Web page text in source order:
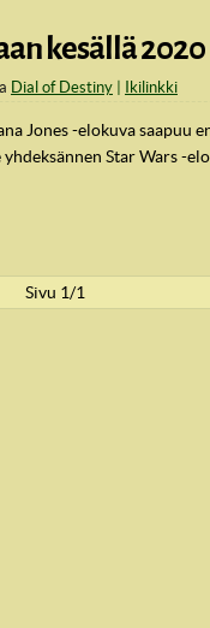
kesällä 2020
Dial of Destiny Ikilinkki
Jones -elokuva saapuu
Star Wars -
Sivu 1/1